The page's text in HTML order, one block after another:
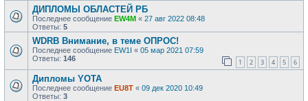
ДИПЛОМЫ ОБЛАСТЕЙ РБ
Последнее сообщение EW4M « 27 авг 2022 08:48
Ответы: 5
WDRB Внимание, в теме ОПРОС!
Последнее сообщение EW1I « 05 мар 2021 07:59
Ответы: 146 1 2 3 4 5 6
Дипломы YOTA
Последнее сообщение EU8T « 09 дек 2020 10:49
Ответы: 3